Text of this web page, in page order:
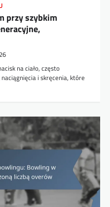
przy szybkim
na ciało, często
i skręcenia, które